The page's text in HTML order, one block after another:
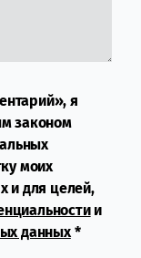
я
законом
моих
и для целей,
и
данных*